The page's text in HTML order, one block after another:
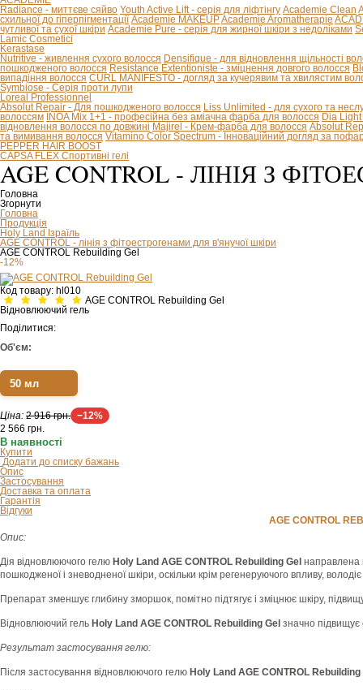
Radiance - миттєве сяйво Youth Active Lift - серія для ліфтінгу Academie Clean
схильної до гіперпігментації Academie MAKEUPAcademie Aromatherapie
чутливої та сухої шкіри Academie Pure - серія для жирної шкіри з недоліками
Lamic Cosmetici
Kerastase
Nutritive - живлення сухого волосся Densifique - для відновлення щільності
пошкодженого волосся Resistance Extentioniste - зміцнення довгого волосся
випадіння волосся CURL MANIFESTO - догляд за кучерявим та хвилястим
Symbiose - Серія проти лупи
Loreal Professionnel
Absolut Repair - Для пошкодженого волосся Liss Unlimited - для сухого та
волоссям INOA Mix 1+1 - професійна без аміачна фарба для волосся Dia Light
відновлення волосся по довжині Majirel - Крем-фарба для волосся Absolut
та вимивання волосся Vitamino Color Spectrum - Інноваційний догляд за
PEPPER HAIR BOOST
CAPSA FLEX Спортивні гелі
AGE CONTROL - ЛІНІЯ З
Головна
Згорнути
Головна
Продукція
Holy Land Ізраїль
AGE CONTROL - лінія з фітоестрогенами для в'янучої шкіри
AGE CONTROL Rebuilding Gel
-12%
Код товару: hl010
AGE CONTROL Rebuilding Gel
Відновлюючий гель
Поділитися:
Об'єм:
50 мл
Ціна: 2 916 грн. −12%
2 566 грн.
В наявності
Купити
Додати до списку бажань
Опис
Застосування
Доставка та оплата
Гарантія
Відгуки
AGE CONTROL
Опис:
Дія відновлюючого гелю Holy Land AGE CONTROL Rebuilding Gel направлена
пошкодженої і зневодненої шкіри, оскільки крім регенеруючого впливу,
Препарат зменшує глибину зморшок, помітно підтягує і зміцнює шкіру,
Відновлюючий гель Holy Land AGE CONTROL Rebuilding Gel значно
Результат застосування гелю:
Після застосування відновлюючого гелю Holy Land AGE CONTROL Rebuilding